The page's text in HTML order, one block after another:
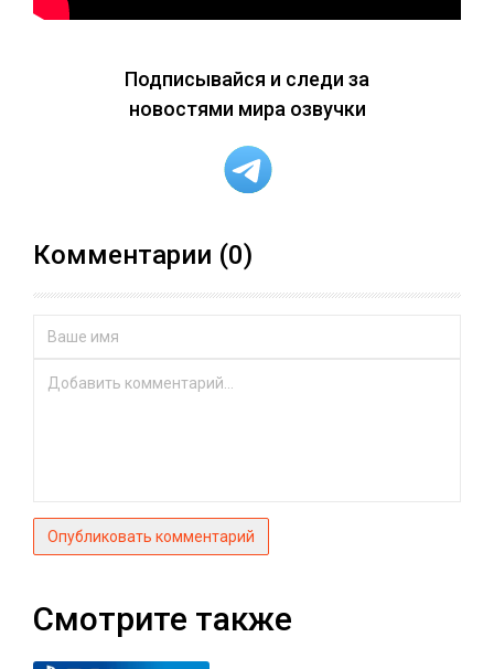
Подписывайся и следи за
новостями мира озвучки
Комментарии (0)
Опубликовать комментарий
Смотрите также